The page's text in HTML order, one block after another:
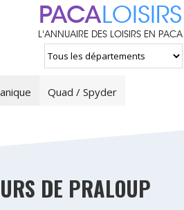
PACALOISIRS
L'ANNUAIRE DES LOISIRS EN PACA
Quad / Spyder
DE PRALOUP